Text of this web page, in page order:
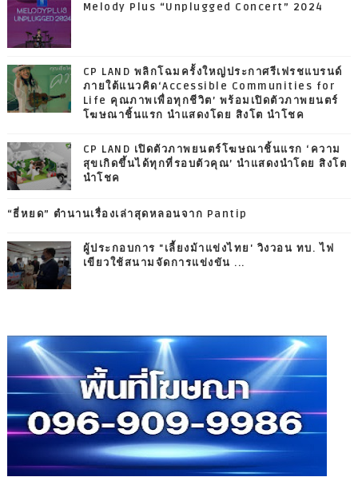
Melody Plus “Unplugged Concert” 2024
CP LAND พลิกโฉมครั้งใหญ่ประกาศรีเฟรชแบรนด์
ภายใต้แนวคิด‘Accessible Communities for
Life คุณภาพเพื่อทุกชีวิต’ พร้อมเปิดตัวภาพยนตร์
โฆษณาชิ้นแรก นำแสดงโดย สิงโต นำโชค
CP LAND เปิดตัวภาพยนตร์โฆษณาชิ้นแรก ‘ความ
สุขเกิดขึ้นได้ทุกที่รอบตัวคุณ’ นำแสดงนำโดย สิงโต
นำโชค
“ธี่หยด” ตำนานเรื่องเล่าสุดหลอนจาก Pantip
ผู้ประกอบการ "เลี้ยงม้าแข่งไทย' วิงวอน ทบ. ไฟ
เขียวใช้สนามจัดการแข่งขัน ...